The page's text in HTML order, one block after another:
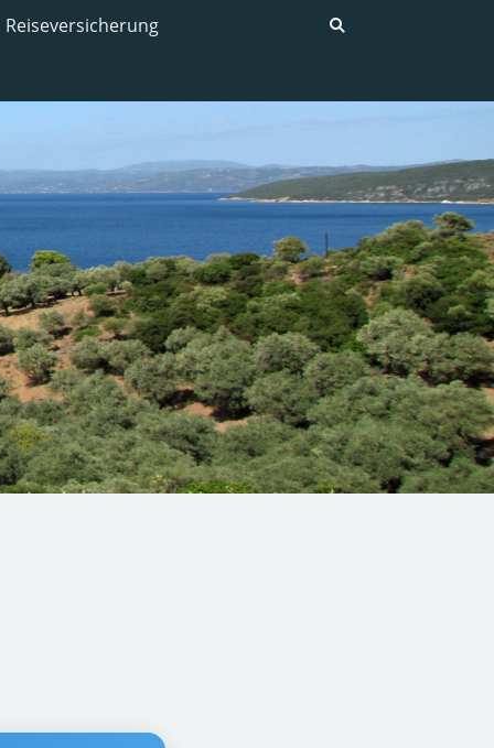
Reiseversicherung